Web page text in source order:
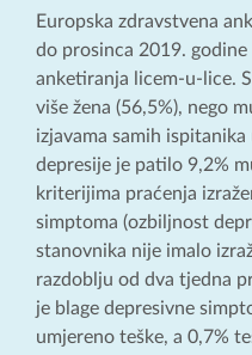
Europska zdravstvena
do prosinca 2019.
anketiranja licem-u-lice.
više žena (56,5%), nego
izjavama samih
depresije je patilo 9,2%
kriterijima praćenja
simptoma (ozbiljnost
stanovnika nije imalo
razdoblju od dva tjedna
je blage depresivne
umjereno teške, a 0,7%